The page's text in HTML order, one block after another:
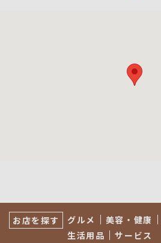
ナ
お店を探す グルメ 美容・健康
生活用品
サービス